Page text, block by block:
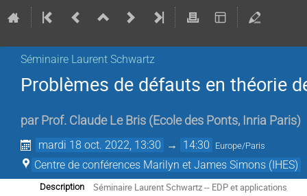
Séminaire Laurent Schwartz
Problèmes de défauts en théorie
par Prof. Claude Le Bris (Ecole des Ponts, Inria Paris)
mardi 18 oct. 2022, 13:30 → 14:30 Europe/Paris
Centre de conférences Marilyn et James Simons (IHES)
Description Séminaire Laurent Schwartz -- EDP et applications